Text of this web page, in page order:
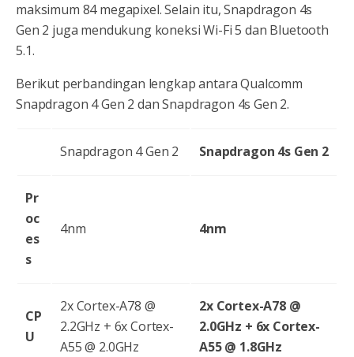
maksimum 84 megapixel. Selain itu, Snapdragon 4s
Gen 2 juga mendukung koneksi Wi-Fi 5 dan Bluetooth
5.1.
Berikut perbandingan lengkap antara Qualcomm
Snapdragon 4 Gen 2 dan Snapdragon 4s Gen 2.
Snapdragon 4 Gen 2 Snapdragon 4s Gen 2
Pr
oc
es
s
4nm 4nm
CP
U
2x Cortex-A78 @
2.2GHz + 6x Cortex-
A55 @ 2.0GHz
2x Cortex-A78 @
2.0GHz + 6x Cortex-
A55 @ 1.8GHz